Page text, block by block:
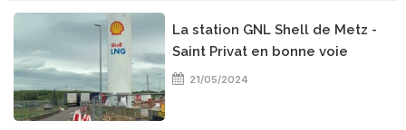
La station GNL Shell de Metz -
Saint Privat en bonne voie
21/05/2024